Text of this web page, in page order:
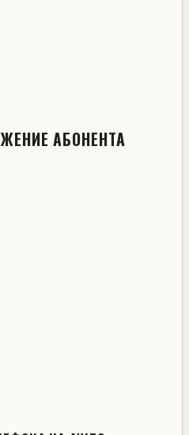
АБОНЕНТА